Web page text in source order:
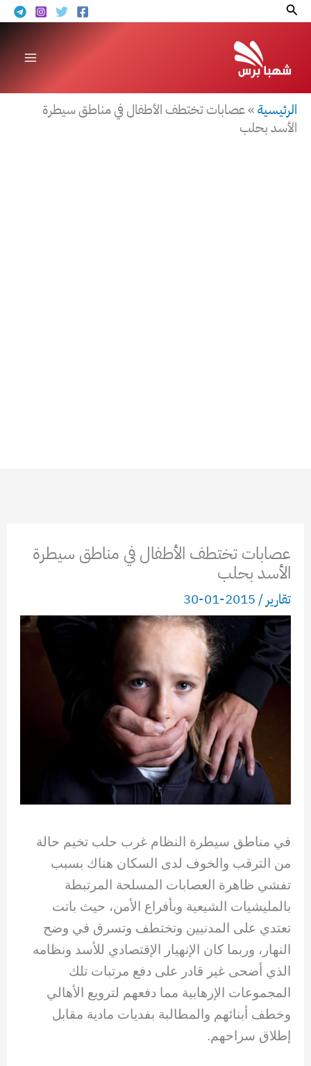
تخطيالبحث
الرئيسية»عصابات تختطف الأطفال في مناطق سيطرة
الأسد بحلب
عصابات تختطف الأطفال في مناطق سيطرة
الأسد بحلب
تقارير /
2015-01-30
في مناطق سيطرة النظام غرب حلب تخيم حالة
من الترقب والخوف لدى السكان هناك بسبب
تفشي ظاهرة العصابات المسلحة المرتبطة
بالمليشيات الشيعية وبأفراع الأمن، حيث باتت
تعتدي على المدنيين وتختطف وتسرق في وضح
النهار، وربما كان الإنهيار الإقتصادي للأسد ونظامه
الذي أضحى غير قادر على دفع مرتبات تلك
المجموعات الإرهابية مما دفعهم لترويع الأهالي
وخطف أبنائهم والمطالبة بفديات مادية مقابل
إطلاق سراحهم.